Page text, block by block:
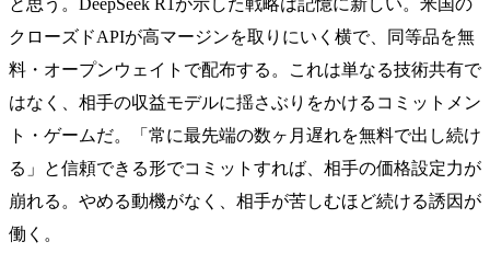
クローズドAPIが高マージンを取りにいく横で、同等品を無
料・オープンウェイトで配布する。これは単なる技術共有で
はなく、相手の収益モデルに揺さぶりをかけるコミットメン
ト・ゲームだ。「常に最先端の数ヶ月遅れを無料で出し続け
る」と信頼できる形でコミットすれば、相手の価格設定力が
崩れる。やめる動機がなく、相手が苦しむほど続ける誘因が
働く。